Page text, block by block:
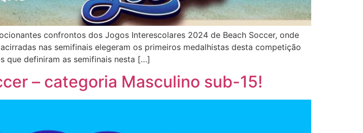
confrontos dos Jogos Interescolares 2024 de Beach Soccer, onde
nas semifinais elegeram os primeiros medalhistas desta competição
que definiram as semifinais nesta […]
– categoria Masculino sub-15!